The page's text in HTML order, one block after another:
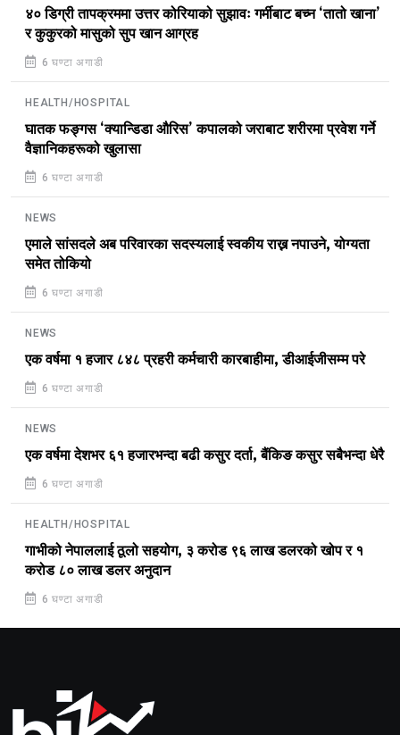
४० डिग्री तापक्रममा उत्तर कोरियाको सुझावः गर्मीबाट बच्न ‘तातो खाना’
र कुकुरको मासुको सुप खान आग्रह
6 घण्टा अगाडी
HEALTH/HOSPITAL
घातक फङ्गस ‘क्यान्डिडा औरिस’ कपालको जराबाट शरीरमा प्रवेश गर्ने
वैज्ञानिकहरूको खुलासा
6 घण्टा अगाडी
NEWS
एमाले सांसदले अब परिवारका सदस्यलाई स्वकीय राख्न नपाउने, योग्यता
समेत तोकियो
6 घण्टा अगाडी
NEWS
एक वर्षमा १ हजार ८४८ प्रहरी कर्मचारी कारबाहीमा, डीआईजीसम्म परे
6 घण्टा अगाडी
NEWS
एक वर्षमा देशभर ६१ हजारभन्दा बढी कसुर दर्ता, बैंकिङ कसुर सबैभन्दा धेरै
6 घण्टा अगाडी
HEALTH/HOSPITAL
गाभीको नेपाललाई ठूलो सहयोग, ३ करोड ९६ लाख डलरको खोप र १
करोड ८० लाख डलर अनुदान
6 घण्टा अगाडी